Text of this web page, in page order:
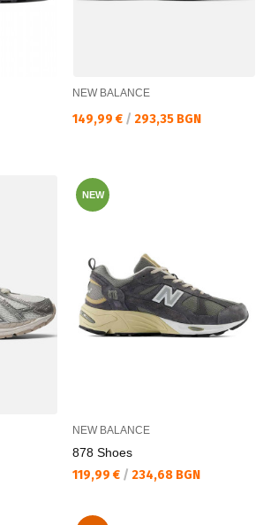
NEW BALANCE
Текуща цена:
149,99 € / 293,35 BGN
NEW
NEW BALANCE
878 Shoes
Текуща цена:
119,99 € / 234,68 BGN